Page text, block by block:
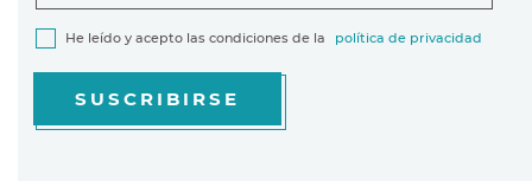
He leído y acepto las condiciones de la política de privacidad
SUSCRIBIRSE